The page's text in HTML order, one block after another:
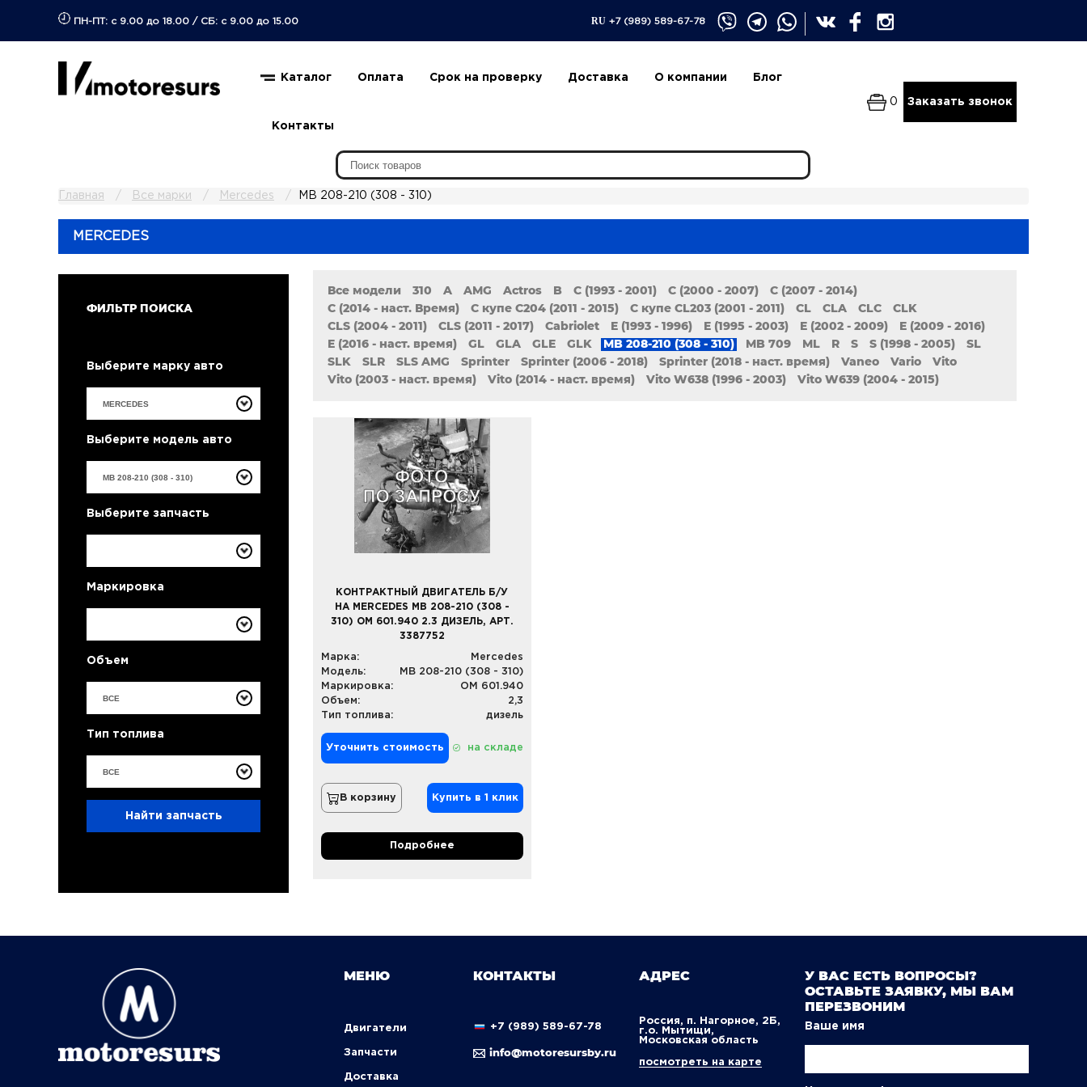
ПН-ПТ: с 9.00 до 18.00 / СБ: с 9.00 до 15.00 RU +7 (989) 589-67-78
Каталог Оплата Срок на проверку Доставка О компании Блог
Контакты
0 Заказать звонок
Главная Все марки Mercedes MB 208-210 (308 - 310)
MERCEDES
ФИЛЬТР ПОИСКА
Выберите марку авто
Выберите модель авто
Выберите запчасть
Маркировка
Объем
ВСЕ
Тип топлива
ВСЕ
Найти запчасть
Все модели 310 A AMG Actros B C (1993 - 2001) C (2000 - 2007)
C (2007 - 2014)
C (2014 - наст. Время)
C купе C204 (2011 - 2015) C купе CL203 (2001 - 2011) CL CLA CLC
CLK
CLS (2004 - 2011)
CLS (2011 - 2017) Cabriolet E (1993 - 1996) E (1995 - 2003) E (2002 - 2009)
E (2009 - 2016)
E (2016 - наст. время)
GL GLA GLE GLK MB 208-210 (308 - 310) MB 709 ML R S S (1998 - 2005)
SL
SLK
SLR SLS AMG Sprinter Sprinter (2006 - 2018) Sprinter (2018 - наст. время) Vaneo Vario
Vito
Vito (2003 - наст. время)
Vito (2014 - наст. время) Vito W638 (1996 - 2003) Vito W639 (2004 - 2015)
КОНТРАКТНЫЙ ДВИГАТЕЛЬ Б/У
НА MERCEDES MB 208-210 (308 -
310) OM 601.940 2.3 ДИЗЕЛЬ, АРТ.
3387752
Марка:
Mercedes
Модель:
MB 208-210 (308 - 310)
Маркировка:
OM 601.940
Объем:
2,3
Тип топлива:
дизель
Уточнить стоимость на складе
В корзину Купить в 1 клик
Подробнее
МЕНЮ
Двигатели
Запчасти
Доставка
КОНТАКТЫ
+7 (989) 589-67-78
info@motoresursby.ru
АДРЕС
Россия, п. Нагорное, 2Б,
г.о. Мытищи,
Московская область
посмотреть на карте
У ВАС ЕСТЬ ВОПРОСЫ?
ОСТАВЬТЕ ЗАЯВКУ, МЫ ВАМ
ПЕРЕЗВОНИМ
Ваше имя